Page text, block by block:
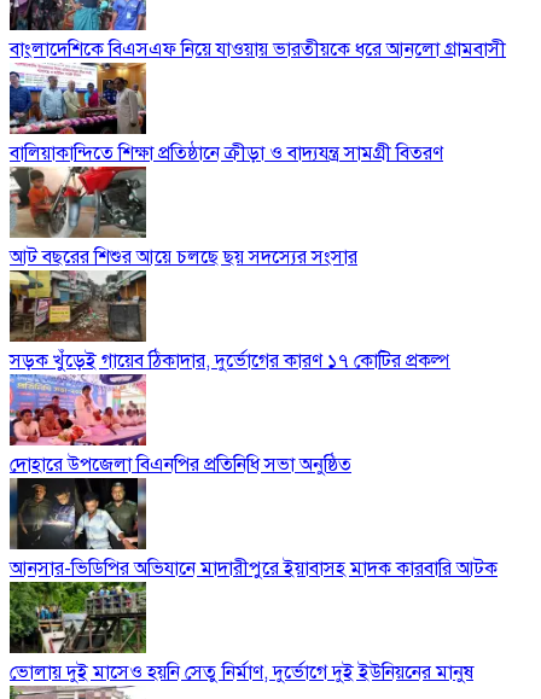
বাংলাদেশিকে বিএসএফ নিয়ে যাওয়ায় ভারতীয়কে ধরে আনলো গ্রামবাসী
বালিয়াকান্দিতে শিক্ষা প্রতিষ্ঠানে ক্রীড়া ও বাদ্যযন্ত্র সামগ্রী বিতরণ
আট বছরের শিশুর আয়ে চলছে ছয় সদস্যের সংসার
সড়ক খুঁড়েই গায়েব ঠিকাদার, দুর্ভোগের কারণ ১৭ কোটির প্রকল্প
দোহারে উপজেলা বিএনপির প্রতিনিধি সভা অনুষ্ঠিত
আনসার-ভিডিপির অভিযানে মাদারীপুরে ইয়াবাসহ মাদক কারবারি আটক
ভোলায় দুই মাসেও হয়নি সেতু নির্মাণ, দুর্ভোগে দুই ইউনিয়নের মানুষ